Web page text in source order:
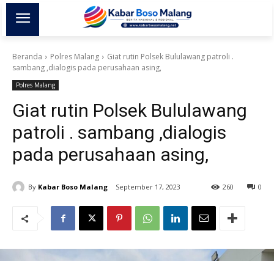
Beranda Polres Malang
Giat rutin Polsek Bululawang patroli .
sambang ,dialogis pada perusahaan asing,
Polres Malang
Giat rutin Polsek Bululawang
patroli . sambang ,dialogis
pada perusahaan asing,
By Kabar Boso Malang September 17, 2023 0
260